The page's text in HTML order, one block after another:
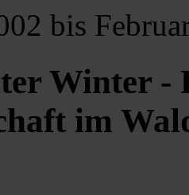
bis
Winter -
im